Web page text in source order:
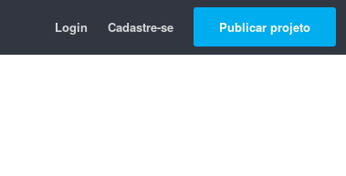
Login Cadastre-se Publicar projeto